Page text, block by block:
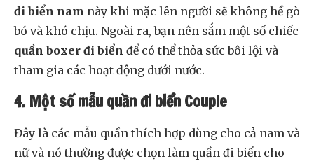
đi biển nam này khi mặc lên người sẽ không hề gò
bó và khó chịu. Ngoài ra, bạn nên sắm một số chiếc
quần boxer đi biển để có thể thỏa sức bôi lội và
tham gia các hoạt động dưới nước.
4. Một số mẫu quần đi biển Couple
Đây là các mẫu quần thích hợp dùng cho cả nam và
nữ và nó thường được chọn làm quần đi biển cho